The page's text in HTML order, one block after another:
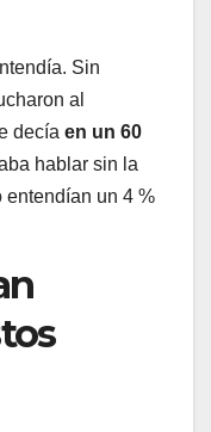
Sin
al
decía en un 60
hablar sin la
entendían un 4 %